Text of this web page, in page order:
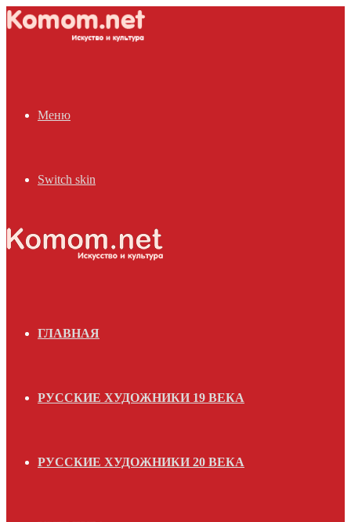
Меню
Switch skin
ГЛАВНАЯ
РУССКИЕ ХУДОЖНИКИ 19 ВЕКА
РУССКИЕ ХУДОЖНИКИ 20 ВЕКА